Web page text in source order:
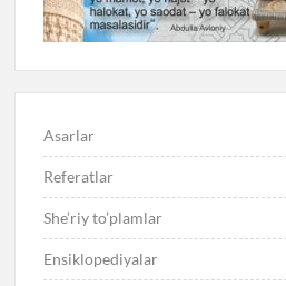
Asarlar
Referatlar
She’riy to’plamlar
Ensiklopediyalar